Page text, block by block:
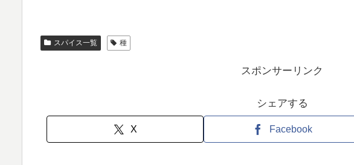
スパイス一覧 種
スポンサーリンク
シェアする
X Facebook